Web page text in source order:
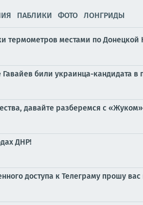
ПАБЛИКИ ФОТО ЛОНГРИДЫ
термометров местами по Донецкой
били украинца-кандидата в
давайте разберемся с
ДНР!
доступа к Телеграму прошу